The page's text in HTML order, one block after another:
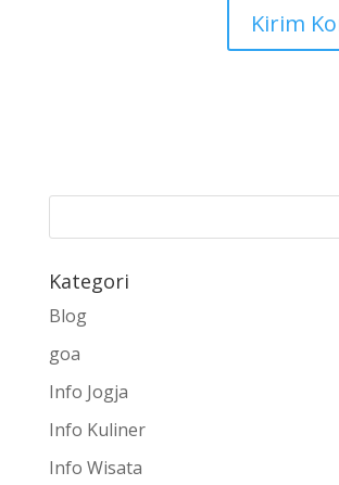
Kategori
Blog
goa
Info Jogja
Info Kuliner
Info Wisata